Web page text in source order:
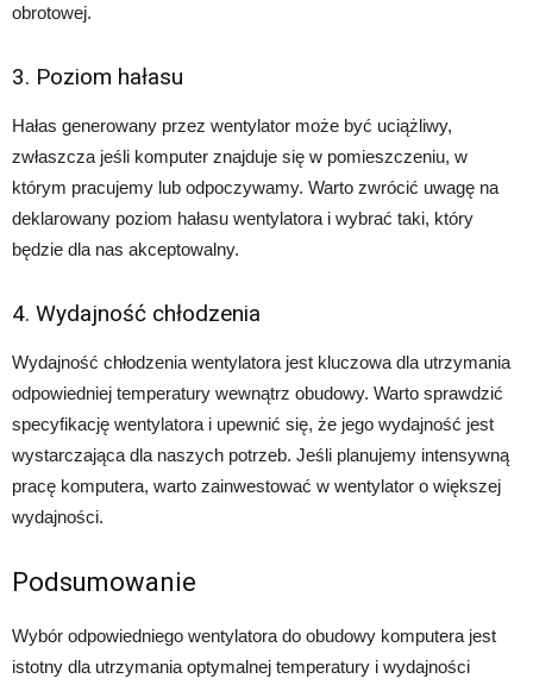
obrotowej.
3. Poziom hałasu
Hałas generowany przez wentylator może być uciążliwy,
zwłaszcza jeśli komputer znajduje się w pomieszczeniu, w
którym pracujemy lub odpoczywamy. Warto zwrócić uwagę na
deklarowany poziom hałasu wentylatora i wybrać taki, który
będzie dla nas akceptowalny.
4. Wydajność chłodzenia
Wydajność chłodzenia wentylatora jest kluczowa dla utrzymania
odpowiedniej temperatury wewnątrz obudowy. Warto sprawdzić
specyfikację wentylatora i upewnić się, że jego wydajność jest
wystarczająca dla naszych potrzeb. Jeśli planujemy intensywną
pracę komputera, warto zainwestować w wentylator o większej
wydajności.
Podsumowanie
Wybór odpowiedniego wentylatora do obudowy komputera jest
istotny dla utrzymania optymalnej temperatury i wydajności